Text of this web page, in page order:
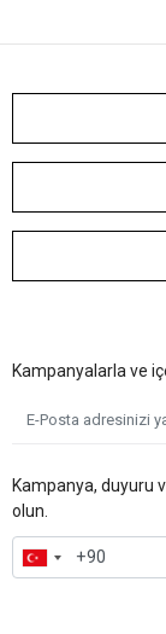
Kampanyalarla ve
Kampanya, duyuru
olun.